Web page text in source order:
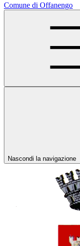
Comune di Offanengo
Nascondi la navigazione